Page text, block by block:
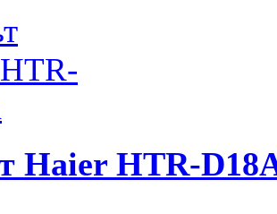
Haier HTR-